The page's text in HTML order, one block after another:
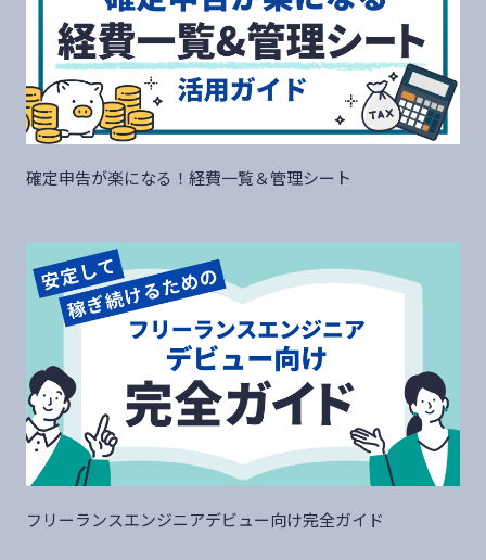
確定申告が楽になる！経費一覧＆管理シート
フリーランスエンジニアデビュー向け完全ガイド